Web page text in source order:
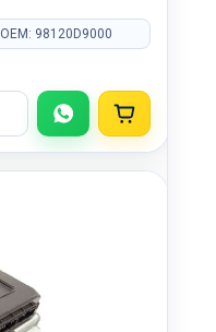
OEM: 98120D9000